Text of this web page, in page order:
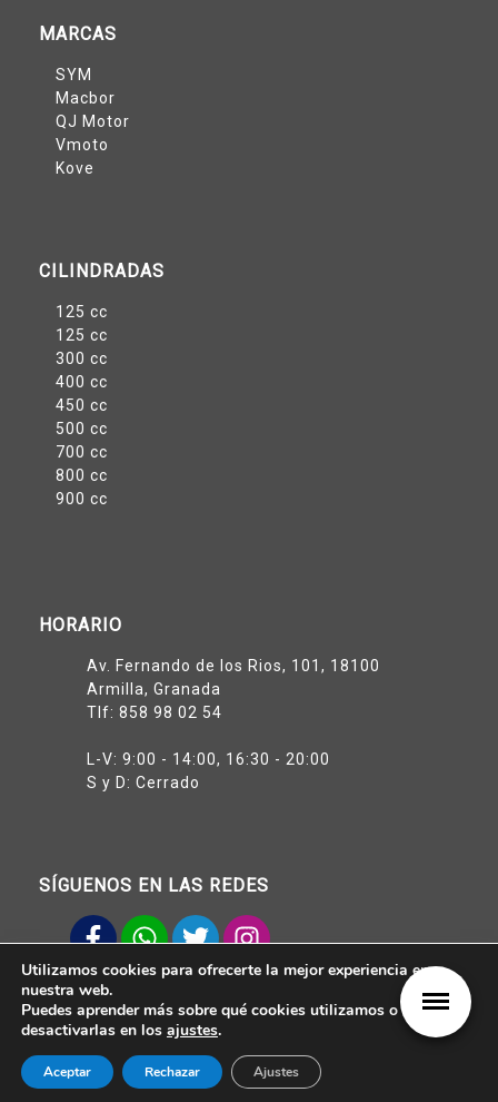
Reserva tu prueba
Obtener oferta
MARCAS
SYM
Macbor
QJ Motor
Vmoto
Kove
CILINDRADAS
125 cc
125 cc
300 cc
400 cc
450 cc
500 cc
700 cc
800 cc
900 cc
HORARIO
Av. Fernando de los Rios, 101, 18100
Armilla, Granada
Tlf: 858 98 02 54
L-V: 9:00 - 14:00, 16:30 - 20:00
S y D: Cerrado
SÍGUENOS EN LAS REDES
Aviso legal
Política de Privacidad
Política de Cookies
Utilizamos cookies para ofrecerte la mejor experiencia en
nuestra web.
Puedes aprender más sobre qué cookies utilizamos o
desactivarlas en los ajustes.
Aceptar Rechazar Ajustes